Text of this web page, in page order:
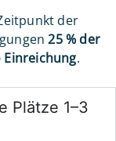
der
25 % der
.
Plätze 1–3